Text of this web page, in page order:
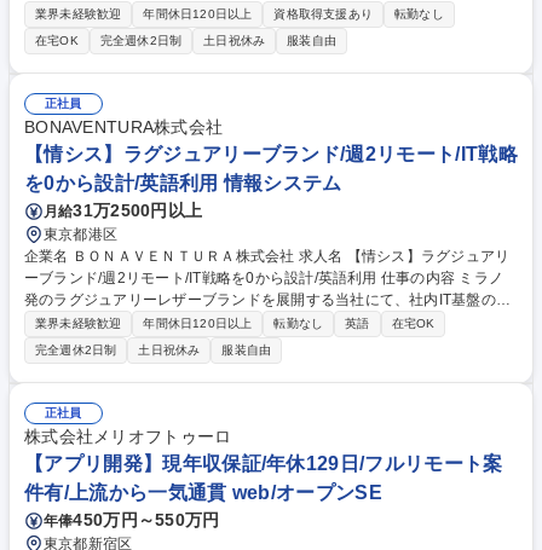
受託案件として、入退室管理に関連する機器のファームウェア（FW）開
発、およびクラウド連携機能の設計・開発全般をお任せします。 【詳細】
■ESP-IDF（ESP32）ベースのFreeRTOSマルチタスク設計 ■外部装置連
携、電気錠操作・状態管理 ■AWS IoT Core連携（MQTT、Fleet Provisioni
ng、OTA） ■証明書管理・ローリングアップデート ■DBMLによるコード
生成基盤・テスト基盤の保守・拡張 ■出荷作業プログラムの開発・保守
【働き方】年休129日、残業20時間未満、遠方からのフルリモートOK 募
集職種 【IoT/クラウド基盤エンジニア】入退室管理デバイス開発/年休129/
フルリモート
業界未経験歓迎 年間休日120日以上 資格取得支援あり
転勤なし
在宅OK
完全週休2日制 土日祝休み 服装自由
正社員
BONAVENTURA株式会社
【情シス】ラグジュアリーブランド/週2リモート/IT戦略
を0から設計/英語利用 情報システム
月給31万2500円以上
東京都港区
企業名 ＢＯＮＡＶＥＮＴＵＲＡ株式会社 求人名 【情シス】ラグジュアリ
ーブランド/週2リモート/IT戦略を0から設計/英語利用 仕事の内容 ミラノ
発のラグジュアリーレザーブランドを展開する当社にて、社内IT基盤の整
備・安定運用や、AI活用を前提とした業務環境の設計・推進をお任せしま
す。事業成長を支える実行中枢兼、改善推進の役割を担います。 ■Intune
導入・運用(30%)：デバイス管理システム導入PJの推進、運用、保守 ■ヘ
ルプデスク(30%)：デバイスのトラブルシューティング含む、国内外
（日・タイ・伊）からの問い合わせ対応 ■Google Workspace・AI活用(2
0%)：各部署連携のもと、AI活用による業務効率化に向けた環境整備と利
用促進サポート ■情報セキュリティマネジメント(20%)：ISO/Pマーク準拠
の運用徹底、セキュリティポリシー策定と社内啓発 募集職種 【情シス】
ラグジュアリーブランド/週2リモート/IT戦略を0から設計/英語利用
業界未経験歓迎 年間休日120日以上 転勤なし 英語
在宅OK
完全週休2日制
土日祝休み 服装自由
正社員
株式会社メリオフトゥーロ
【アプリ開発】現年収保証/年休129日/フルリモート案
件有/上流から一気通貫 web/オープンSE
年俸450万円～550万円
東京都新宿区